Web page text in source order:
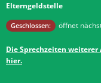
Elterngeldstelle
Klicken, um weitere
Geschlossen: öffnet
Die Sprechzeiten
hier.